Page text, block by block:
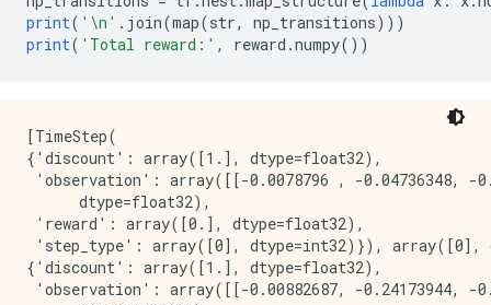
print( '\n' . join(map(str, np_transitions)))
print( 'Total reward:' , reward .numpy())
[TimeStep(
{'discount': array([1.], dtype=float32),
'observation': array([[-0.0078796 , -0.04736348, -
      dtype=float32),
'reward': array([0.], dtype=float32),
'step_type': array([0], dtype=int32)}), array([0],
{'discount': array([1.], dtype=float32),
'observation': array([[-0.00882687, -0.24173944, -